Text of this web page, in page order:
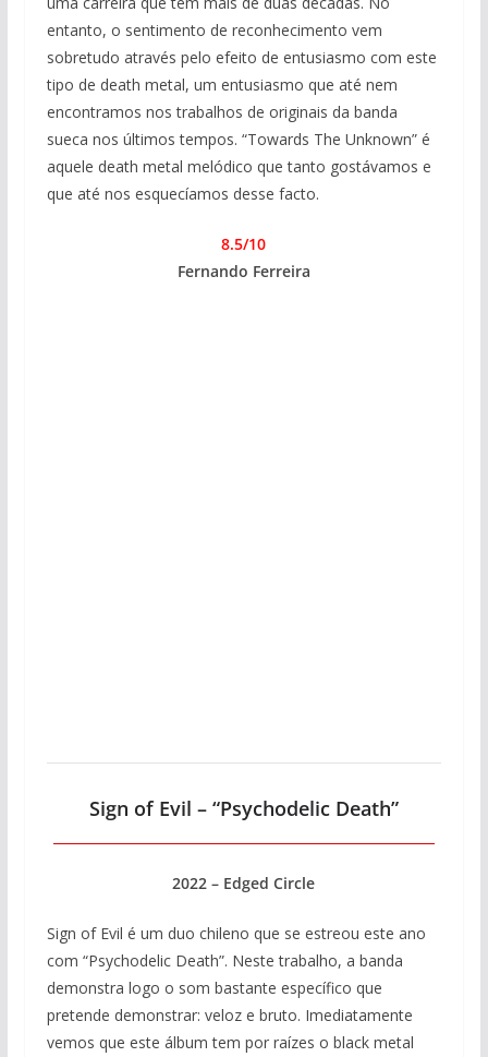
entanto, o sentimento de reconhecimento vem
sobretudo através pelo efeito de entusiasmo com este
tipo de death metal, um entusiasmo que até nem
encontramos nos trabalhos de originais da banda
sueca nos últimos tempos. “Towards The Unknown” é
aquele death metal melódico que tanto gostávamos e
que até nos esquecíamos desse facto.
8.5/10
Fernando Ferreira
Sign of Evil – “Psychodelic Death”
2022 – Edged Circle
Sign of Evil é um duo chileno que se estreou este ano
com “Psychodelic Death”. Neste trabalho, a banda
demonstra logo o som bastante específico que
pretende demonstrar: veloz e bruto. Imediatamente
vemos que este álbum tem por raízes o black metal